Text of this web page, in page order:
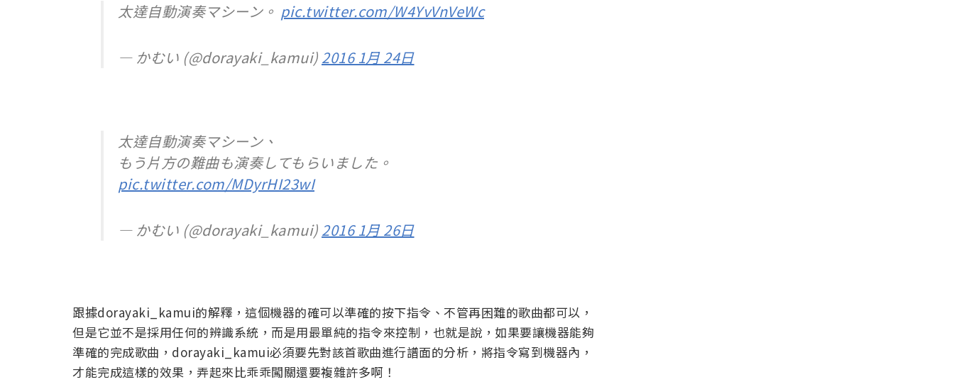
太達自動演奏マシーン。 pic.twitter.com/W4YvVnVeWc
— かむい (@dorayaki_kamui) 2016 1月 24日
太達自動演奏マシーン、
もう片方の難曲も演奏してもらいました。
pic.twitter.com/MDyrHI23wI
— かむい (@dorayaki_kamui) 2016 1月 26日
跟據dorayaki_kamui的解釋，這個機器的確可以準確的按下指令、不管再困難的歌曲都可以，
但是它並不是採用任何的辨識系統，而是用最單純的指令來控制，也就是說，如果要讓機器能夠
準確的完成歌曲，dorayaki_kamui必須要先對該首歌曲進行譜面的分析，將指令寫到機器內，
才能完成這樣的效果，弄起來比乖乖闖關還要複雜許多啊！